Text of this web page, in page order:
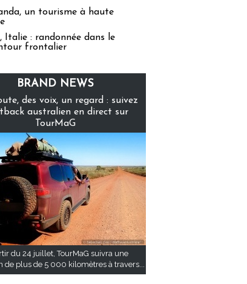
un tourisme à haute
Italie : randonnée dans le
frontalier
BRAND NEWS
des voix, un regard : suivez
australien en direct sur
TourMaG
du 24 juillet, TourMaG suivra une
de plus de 5 000 kilomètres à travers...